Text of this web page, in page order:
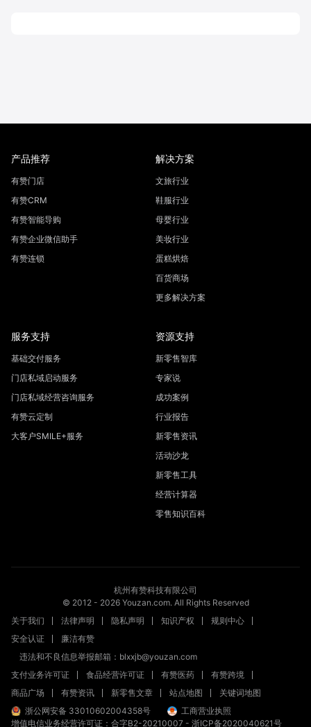
产品推荐
有赞门店
有赞CRM
有赞智能导购
有赞企业微信助手
有赞连锁
解决方案
文旅行业
鞋服行业
母婴行业
美妆行业
蛋糕烘焙
百货商场
更多解决方案
服务支持
基础交付服务
门店私域启动服务
门店私域经营咨询服务
有赞云定制
大客户SMILE+服务
资源支持
新零售智库
专家说
成功案例
行业报告
新零售资讯
活动沙龙
新零售工具
经营计算器
零售知识百科
杭州有赞科技有限公司
© 2012 - 2026Youzan.com. All Rights Reserved
关于我们
法律声明 隐私声明 知识产权
规则中心
安全认证
廉洁有赞
违法和不良信息举报邮箱：blxxjb@youzan.com
支付业务许可证
食品经营许可证 有赞医药
有赞跨境
商品广场
有赞资讯 新零售文章 站点地图
关键词地图
浙公网安备 33010602004358号
工商营业执照
增值电信业务经营许可证：合字B2-20210007 - 浙ICP备2020040621号